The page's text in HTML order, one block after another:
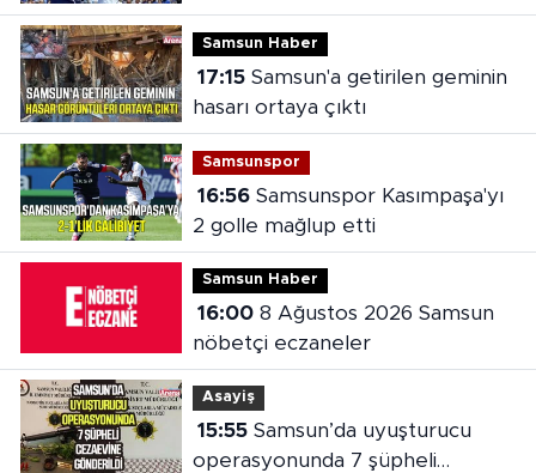
takımlar belli oldu
Samsun Haber
17:15Samsun'a getirilen geminin
hasarı ortaya çıktı
Samsunspor
16:56Samsunspor Kasımpaşa'yı
2 golle mağlup etti
Samsun Haber
16:008 Ağustos 2026 Samsun
nöbetçi eczaneler
Asayiş
15:55Samsun’da uyuşturucu
operasyonunda 7 şüpheli